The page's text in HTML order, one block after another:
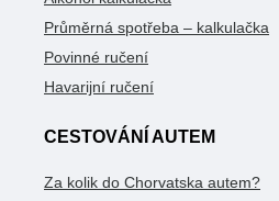
Průměrná spotřeba – kalkulačka
Povinné ručení
Havarijní ručení
CESTOVÁNÍ AUTEM
Za kolik do Chorvatska autem?